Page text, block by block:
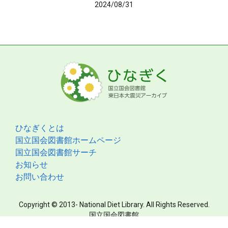
2024/08/31
ひなぎくとは
国立国会図書館ホームページ
国立国会図書館サーチ
お知らせ
お問い合わせ
Copyright © 2013- National Diet Library. All Rights Reserved.